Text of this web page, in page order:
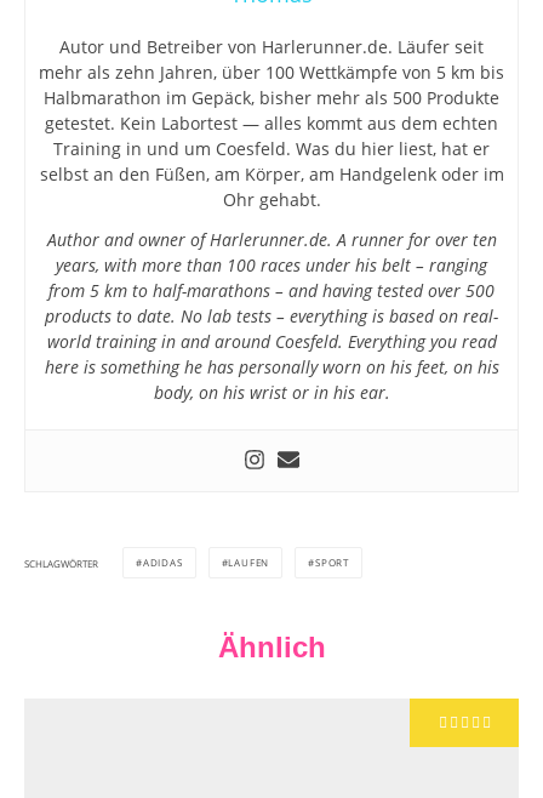
Autor und Betreiber von Harlerunner.de. Läufer seit
mehr als zehn Jahren, über 100 Wettkämpfe von 5 km bis
Halbmarathon im Gepäck, bisher mehr als 500 Produkte
getestet. Kein Labortest — alles kommt aus dem echten
Training in und um Coesfeld. Was du hier liest, hat er
selbst an den Füßen, am Körper, am Handgelenk oder im
Ohr gehabt.
Author and owner of Harlerunner.de. A runner for over ten
years, with more than 100 races under his belt – ranging
from 5 km to half-marathons – and having tested over 500
products to date. No lab tests – everything is based on real-
world training in and around Coesfeld. Everything you read
here is something he has personally worn on his feet, on his
body, on his wrist or in his ear.
SCHLAGWÖRTER ADIDAS LAUFEN SPORT
Ähnlich